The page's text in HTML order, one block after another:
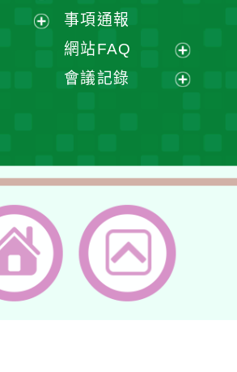
展
開
事項通報
網站FAQ
展
會議記錄
單